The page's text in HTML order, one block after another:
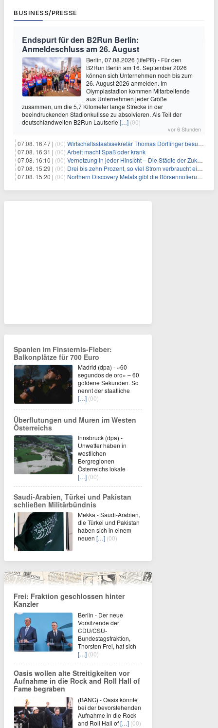
BUSINESS/PRESSE
Endspurt für den B2Run Berlin:
Anmeldeschluss am 26. August
Berlin, 07.08.2026 (lifePR) - Für den
B2Run Berlin am 16. September 2026
können sich Unternehmen noch bis zum
26. August 2026 anmelden. Im
Olympiastadion kommen Mitarbeitende
aus Unternehmen jeder Größe
zusammen, um die 5,7 Kilometer lange Strecke in der
beeindruckenden Stadionkulisse zu absolvieren. Als Teil der
deutschlandweiten B2Run Laufserie […] (00)
vor 6 Stunden
07.08. 16:47 | (00) Wirtschaftsstaatssekretär Thomas Dörflinger besucht Handwerksbetrieb im Kammerbezirk Freiburg
07.08. 16:31 | (00) Arbeit macht Spaß oder krank
07.08. 16:10 | (00) Vernetzung in jeder Hinsicht – Die Städte der Zukunft sind grün-blau
07.08. 15:29 | (00) Drei bis zehn Prozent, so viel Strom verbraucht ein Aufzug im Gebäude
07.08. 15:20 | (00) Northern Discovery Metals gibt die Börsennotierung an der Frankfurter Wertpapierbörse bekannt
Spanien im Finsternis-Fieber:
Balkonplätze für 700 Euro
Madrid (dpa) - «60
segundos de oro» – 60
goldene Sekunden. So
nennt der staatliche
[…] (00)
Überflutungen und Muren im Westen
Österreichs
Innsbruck (dpa) -
Unwetter haben in
westlichen
Bergregionen
Österreichs lokale
[…] (00)
Saudi-Arabien, Türkei und Pakistan
schließen Militärbündnis
Mekka - Saudi-Arabien,
die Türkei und Pakistan
haben sich in einem
neuen […] (00)
Frei: Fraktion geschlossen hinter
Kanzler
Berlin - Der neue
Vorsitzende der
CDU/CSU-
Bundestagsfraktion,
Thorsten Frei, hat sich
[…] (00)
Oasis wollen alte Streitigkeiten vor
Aufnahme in die Rock and Roll Hall of
Fame begraben
(BANG) - Oasis könnte
bei der bevorstehenden
Aufnahme in die Rock
and Roll Hall of[…] (00)